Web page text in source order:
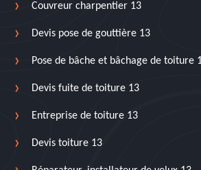
Couvreur charpentier 13
Devis pose de gouttière 13
Pose de bâche et bâchage de toiture
Devis fuite de toiture 13
Entreprise de toiture 13
Devis toiture 13